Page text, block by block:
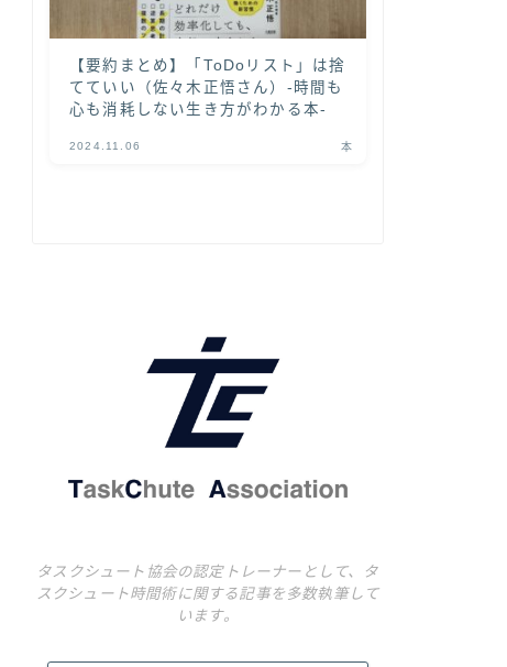
【要約まとめ】「ToDoリスト」は捨
てていい（佐々木正悟さん）-時間も
心も消耗しない生き方がわかる本-
2024.11.06 本
タスクシュート協会の認定トレーナーとして、タ
スクシュート時間術に関する記事を多数執筆して
います。